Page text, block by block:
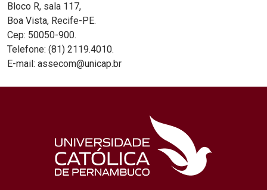
Bloco R, sala 117,
Boa Vista, Recife-PE.
Cep: 50050-900.
Telefone: (81) 2119.4010.
E-mail: assecom@unicap.br